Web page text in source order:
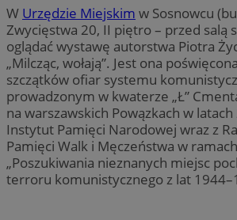
W Urzędzie Miejskim w Sosnowcu
Zwycięstwa 20, II piętro – przed salą
oglądać wystawę autorstwa Piotra
„Milcząc, wołają”. Jest ona
szczątków ofiar systemu
prowadzonym w kwaterze „Ł”
na warszawskich Powązkach w
Instytut Pamięci Narodowej wraz z
Pamięci Walk i Męczeństwa w
„Poszukiwania nieznanych miejsc
terroru komunistycznego z lat